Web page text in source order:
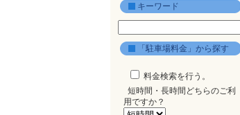
キーワード
「駐車場料金」から探す
料金検索を行う。
短時間・長時間どちらのご利
用ですか？